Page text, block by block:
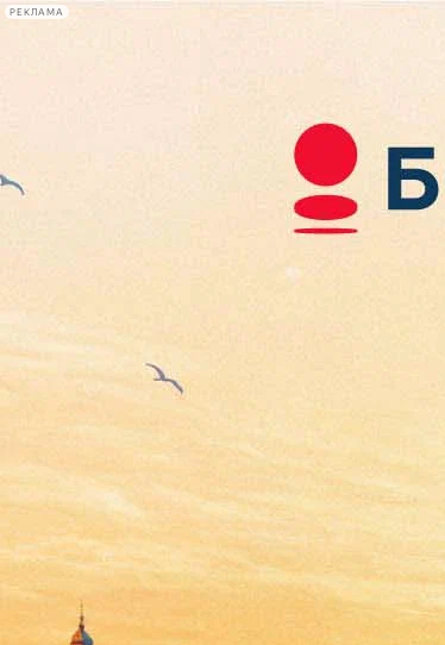
РЕКЛАМА
лекции
книги
Третий фильм о Бриджит
17 марта 2016,